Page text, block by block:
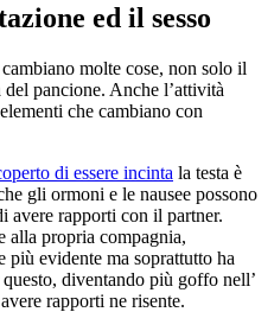
ed il sesso
molte cose, non solo il
pancione. Anche l’attività
che cambiano con
di essere incinta la testa è
gli ormoni e le nausee possono
avere rapporti con il partner.
alla propria compagnia,
più evidente ma soprattutto ha
diventando più goffo nell’
rapporti ne risente.